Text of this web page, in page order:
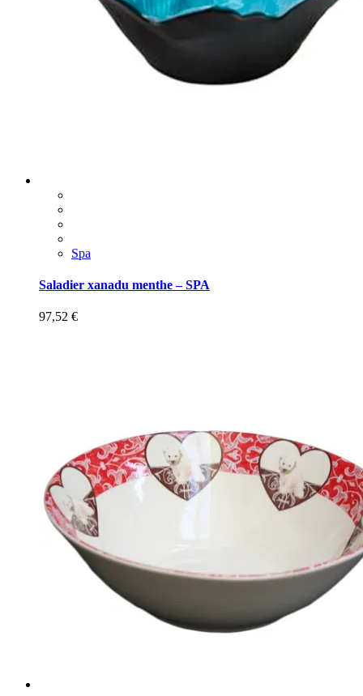
Spa
Saladier xanadu menthe – SPA
97,52 €